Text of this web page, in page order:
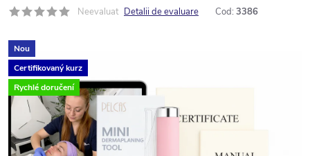
Neevaluat Detalii de evaluare Cod: 3386
Nou
Certifikovaný kurz
Rychlé doručení